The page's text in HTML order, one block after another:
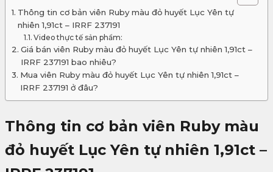
Thông tin cơ bản viên Ruby màu đỏ huyết Lục Yên tự
nhiên 1,91ct – IRRF 237191
Video thực tế sản phẩm:
Giá bán viên Ruby màu đỏ huyết Lục Yên tự nhiên 1,91ct –
IRRF 237191 bao nhiêu?
Mua viên Ruby màu đỏ huyết Lục Yên tự nhiên 1,91ct –
IRRF 237191 ở đâu?
Thông tin cơ bản viên Ruby màu
đỏ huyết Lục Yên tự nhiên 1,91ct –